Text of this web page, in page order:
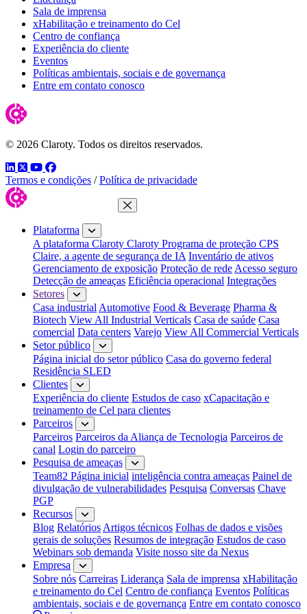
Sala de imprensa
xHabilitação e treinamento do Cel
Centro de confiança
Experiência do cliente
Eventos
Políticas ambientais, sociais e de governança
Entre em contato conosco
© 2026 Claroty. Todos os direitos reservados.
LinkedIn
TwitterYouTube
Facebook
Termos e condições / Política de privacidade
Fechar menu
Plataforma
A plataforma Claroty Claroty Programa de proteção CPS
Claire, a agente de segurança de IA Inventário de ativos
Gerenciamento de exposição Proteção de redeAcesso seguro
Detecção de ameaças Eficiência operacional Integrações
Setores
Casa industrialAutomotive Food & Beverage Pharma &
Biotech View All Industrial Verticals Casa de saúde Casa
comercial Data centers Varejo View All Commercial Verticals
Setor público
Página inicial do setor público Casa do governo federal
Residência SLED
Clientes
Experiência do cliente Estudos de caso xCapacitação e
treinamento de Cel para clientes
Parceiros
Parceiros Parceiros da Aliança de Tecnologia Parceiros de
canal Login do parceiro
Pesquisa de ameaças
Team82 Página inicial inteligência contra ameaças Painel de
divulgação de vulnerabilidades Pesquisa Conversas Chave
PGP
Recursos
Blog RelatóriosArtigos técnicos Folhas de dados e visões
gerais de soluções Resumos de integração Estudos de caso
Webinars sob demanda Visite nosso site da Nexus
Empresa
Sobre nós Carreiras Liderança Sala de imprensa xHabilitação
e treinamento do Cel Centro de confiança Eventos Políticas
ambientais, sociais e de governança Entre em contato conosco